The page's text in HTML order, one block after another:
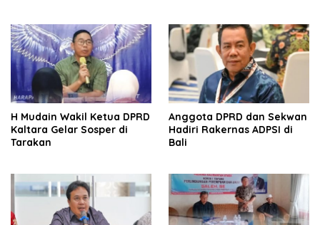
H Mudain Wakil Ketua DPRD
Kaltara Gelar Sosper di
Tarakan
Anggota DPRD dan Sekwan
Hadiri Rakernas ADPSI di
Bali